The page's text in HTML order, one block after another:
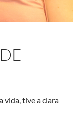
vida, tive a clara